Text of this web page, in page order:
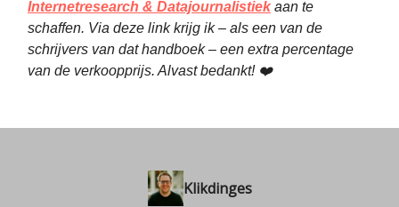
Internetresearch & Datajournalistiekaan te
schaffen. Via deze link krijg ik – als een van de
schrijvers van dat handboek – een extra percentage
van de verkoopprijs. Alvast bedankt! ❤️
Klikdinges